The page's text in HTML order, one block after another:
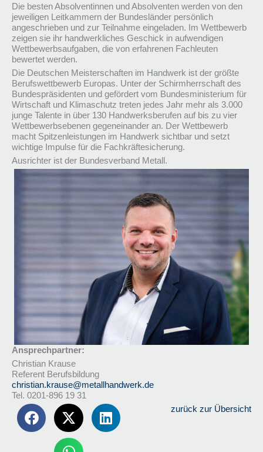
Die besten Absolventinnen und Absolventen werden von den
jeweiligen Leitkammern der Bundesländer persönlich
angeschrieben und zur Teilnahme eingeladen. Im Wettbewerb
zeigen sie ihr handwerkliches Geschick in aufwendigen
Wettbewerbsaufgaben, die von erfahrenen Fachleuten
bewertet werden.
Die Deutschen Meisterschaften im Handwerk ist der größte
Berufswettbewerb Europas. Unter der Schirmherrschaft des
Bundespräsidenten und gefördert vom Bundesministerium für
Wirtschaft und Klimaschutz treten jedes Jahr mehr als 3.000
junge Talente in über 130 Handwerksberufen auf bis zu vier
Wettbewerbsebenen gegeneinander an. Der Wettbewerb
macht Spitzenleistungen im Handwerk sichtbar und setzt
wichtige Impulse für die Fachkräftesicherung.
Ausrichter ist der Bundesverband Metall.
Ansprechpartner:
Christian Krause
Referent Berufsbildung
christian.krause@metallhandwerk.de
Tel. 0201-896 19 31
zurück zur Übersicht